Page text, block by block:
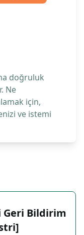
doğruluk
Ne
için,
ve istemi
Bildirim